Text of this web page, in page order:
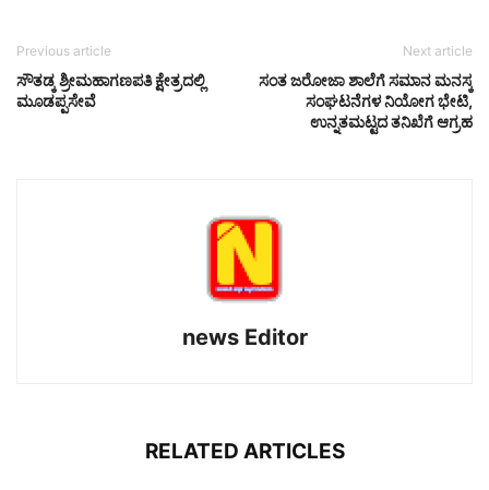
Previous article
ಸೌತಡ್ಕ ಶ್ರೀಮಹಾಗಣಪತಿ ಕ್ಷೇತ್ರದಲ್ಲಿ
ಮೂಡಪ್ಪಸೇವೆ
Next article
ಸಂತ ಜರೋಜಾ ಶಾಲೆಗೆ ಸಮಾನ ಮನಸ್ಕ
ಸಂಘಟನೆಗಳ ನಿಯೋಗ ಭೇಟಿ,
ಉನ್ನತಮಟ್ಟದ ತನಿಖೆಗೆ ಆಗ್ರಹ
news Editor
RELATED ARTICLES